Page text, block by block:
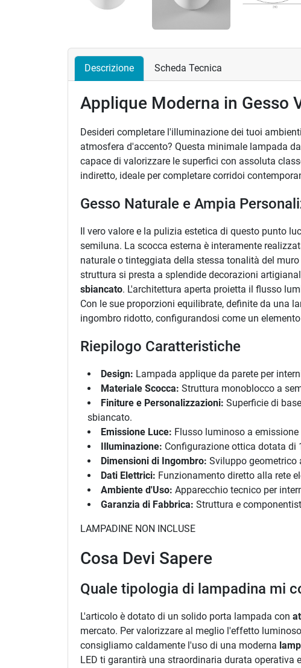
Descrizione Scheda Tecnica
Applique Moderna in Gesso
Desideri completare l'illuminazione dei tuoi
atmosfera d'accento? Questa minimale lampada
capace di valorizzare le superfici con assoluta
indiretto, ideale per completare corridoi
Gesso Naturale e Ampia
Il vero valore e la pulizia estetica di questo punto
semiluna. La scocca esterna è interamente
naturale o tinteggiata della stessa tonalità del
struttura si presta a splendide decorazioni
sbiancato. L'architettura aperta proietta il flusso
Con le sue proporzioni equilibrate, definite da una
ingombro ridotto, configurandosi come un
Riepilogo Caratteristiche
Design: Lampada applique da parete per
Materiale Scocca: Struttura monoblocco a
Finiture e Personalizzazioni: Superficie di
sbiancato.
Emissione Luce: Flusso luminoso a
Illuminazione: Configurazione ottica dotata di
Dimensioni di Ingombro: Sviluppo geometrico
Dati Elettrici: Funzionamento diretto alla rete
Ambiente d'Uso: Apparecchio tecnico per
Garanzia di Fabbrica: Struttura e
LAMPADINE NON INCLUSE
Cosa Devi Sapere
Quale tipologia di lampadina mi
L'articolo è dotato di un solido porta lampada con
mercato. Per valorizzare al meglio l'effetto
consigliamo caldamente l'uso di una moderna
LED ti garantirà una straordinaria durata operativa